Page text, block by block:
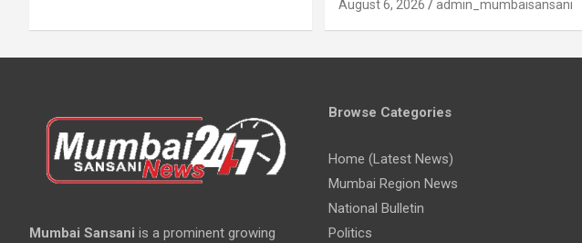
August 6, 2026 admin_mumbaisansani
Mumbai Sansani is a prominent growing
Browse Categories
Home (Latest News)
Mumbai Region News
National Bulletin
Politics